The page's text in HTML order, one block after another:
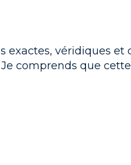
véridiques
comprends que